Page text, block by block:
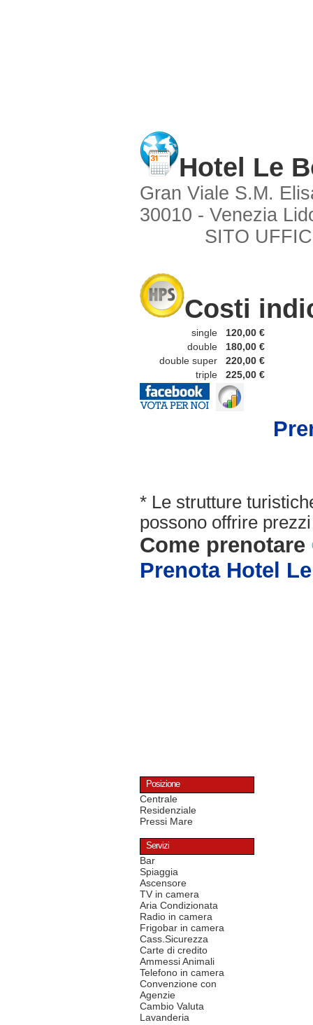
Hotel Le
Gran Viale S.M.
30010 - Venezia
SITO
Costi
single
120,00 €
double
180,00 €
double super
220,00 €
triple
225,00 €
* Le strutture
possono offrire
Come prenotare
Prenota Hotel
Posizione
Centrale
Residenziale
Pressi Mare
Servizi
Bar
Spiaggia
Ascensore
TV in camera
Aria Condizionata
Radio in camera
Frigobar in camera
Cass.Sicurezza
Carte di credito
Ammessi Animali
Telefono in camera
Convenzione con
Agenzie
Cambio Valuta
Lavanderia